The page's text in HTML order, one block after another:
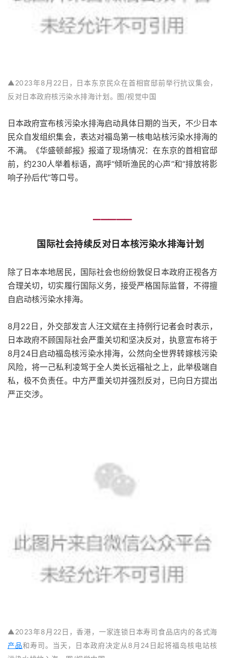
▲2023年8月22日，日本东京民众在首相官邸前举行抗议集会，
反对日本政府核污染水排海计划。图/视觉中国
日本政府宣布核污染水排海启动具体日期的当天，不少日本
民众自发组织集会，表达对福岛第一核电站核污染水排海的
不满。《华盛顿邮报》报道了现场情况：在东京的首相官邸
前，约230人举着标语，高呼“倾听渔民的心声”和“排放将影
响子孙后代”等口号。
━━━━━
国际社会持续反对日本核污染水排海计划
除了日本本地居民，国际社会也纷纷敦促日本政府正视各方
合理关切，切实履行国际义务，接受严格国际监督，不得擅
自启动核污染水排海。
8月22日，外交部发言人汪文斌在主持例行记者会时表示，
日本政府不顾国际社会严重关切和坚决反对，执意宣布将于
8月24日启动福岛核污染水排海，公然向全世界转嫁核污染
风险，将一己私利凌驾于全人类长远福祉之上，此举极端自
私，极不负责任。中方严重关切并强烈反对，已向日方提出
严正交涉。
▲2023年8月22日，香港，一家连锁日本寿司食品店内的各式海
产品和寿司。当天，日本政府决定从8月24日起将福岛核电站核